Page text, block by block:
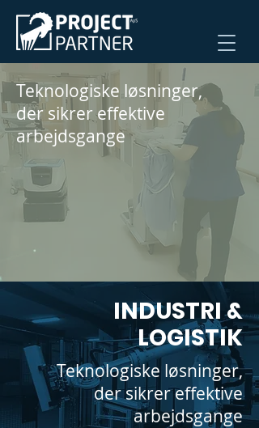
Teknologiske løsninger,
der sikrer effektive
arbejdsgange
INDUSTRI &
LOGISTIK
Teknologiske løsninger,
der sikrer effektive
arbejdsgange